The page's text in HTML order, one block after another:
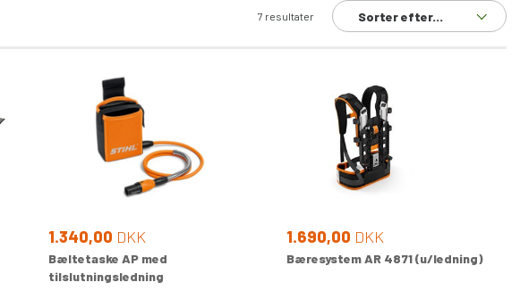
Sorter efter...
7 resultater
1.340,00 DKK
Bæltetaske AP med
tilslutningsledning
1.690,00 DKK
Bæresystem AR 4871 (u/ledning)